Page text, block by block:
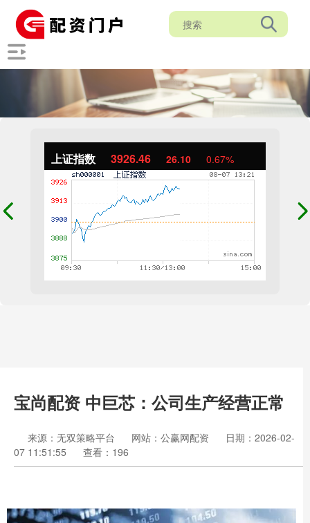
上证指数 3926.80 26.45 0.68%
宝尚配资 中巨芯：公司生产经营正常
来源：无双策略平台 网站：公赢网配资
日期：2026-02-
07 11:51:55
查看：196